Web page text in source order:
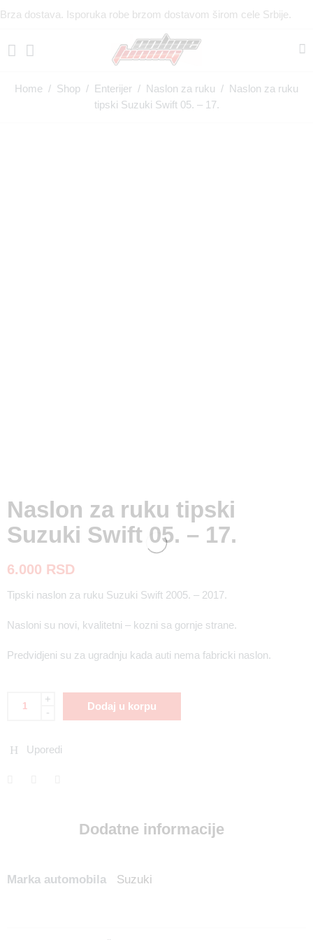
Brza dostava. Isporuka robe brzom dostavom širom cele Srbije.
Home / Shop / Enterijer / Naslon za ruku / Naslon za ruku
tipski Suzuki Swift 05. – 17.
Naslon za ruku tipski
Suzuki Swift 05. – 17.
6.000 RSD
Tipski naslon za ruku Suzuki Swift 2005. – 2017.
Nasloni su novi, kvalitetni – kozni sa gornje strane.
Predvidjeni su za ugradnju kada auti nema fabricki naslon.
+
-
Dodaj u korpu
Uporedi
Dodatne informacije
Marka automobila Suzuki